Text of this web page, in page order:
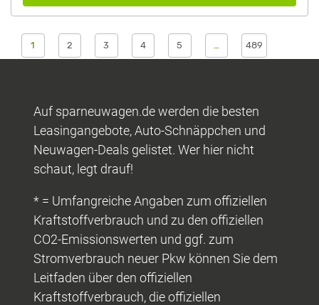
1 2 3 4 5 489
Auf sparneuwagen.de werden die besten
Leasingangebote, Auto-Schnäppchen und
Neuwagen-Deals gelistet. Wer hier nicht
schaut, legt drauf!
* = Umfangreiche Angaben zum offiziellen
Kraftstoffverbrauch und zu den offiziellen
CO2-Emissionswerten und ggf. zum
Stromverbrauch neuer Pkw können Sie dem
Leitfaden über den offiziellen
Kraftstoffverbrauch, die offiziellen